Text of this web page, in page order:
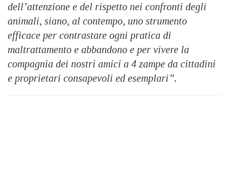
dell’attenzione e del rispetto nei confronti degli
animali, siano, al contempo, uno strumento
efficace per contrastare ogni pratica di
maltrattamento e abbandono e per vivere la
compagnia dei nostri amici a 4 zampe da cittadini
e proprietari consapevoli ed esemplari”.